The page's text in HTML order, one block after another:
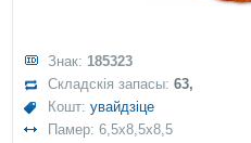
Знак: 185323
Складскія запасы:63,
Кошт:увайдзіце
Памер: 6,5x8,5x8,5